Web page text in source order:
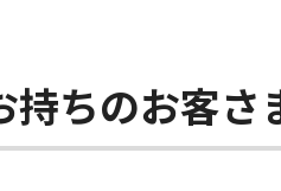
ちのお客さ